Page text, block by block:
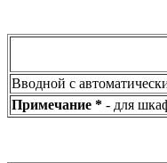
Вводной с
Примечание * - для